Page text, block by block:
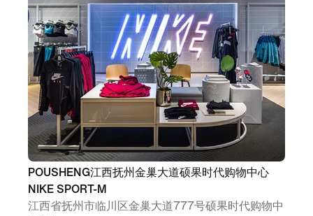
POUSHENG江西抚州金巢大道硕果时代购物中心
NIKE SPORT-M
江西省抚州市临川区金巢大道777号硕果时代购物中